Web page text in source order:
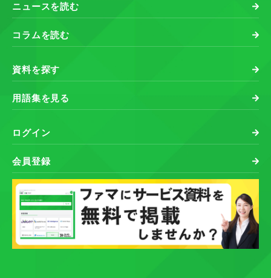
ニュースを読む
コラムを読む
資料を探す
用語集を見る
ログイン
会員登録